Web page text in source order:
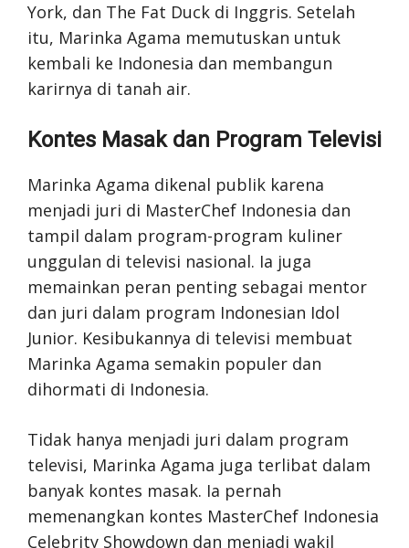
York, dan The Fat Duck di Inggris. Setelah
itu, Marinka Agama memutuskan untuk
kembali ke Indonesia dan membangun
karirnya di tanah air.
Kontes Masak dan Program Televisi
Marinka Agama dikenal publik karena
menjadi juri di MasterChef Indonesia dan
tampil dalam program-program kuliner
unggulan di televisi nasional. Ia juga
memainkan peran penting sebagai mentor
dan juri dalam program Indonesian Idol
Junior. Kesibukannya di televisi membuat
Marinka Agama semakin populer dan
dihormati di Indonesia.
Tidak hanya menjadi juri dalam program
televisi, Marinka Agama juga terlibat dalam
banyak kontes masak. Ia pernah
memenangkan kontes MasterChef Indonesia
Celebrity Showdown dan menjadi wakil